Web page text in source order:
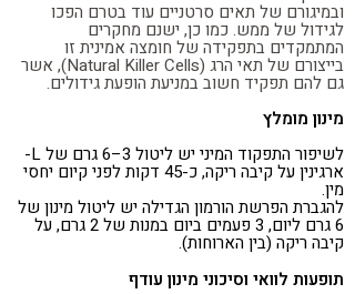
ובמיגורם של תאים סרטניים עוד בטרם הפכו
לגידול של ממש. כמו כן, ישנם מחקרים
המתמקדים בתפקידה של חומצה אמינית זו
בייצורם של תאי הרג (Natural Killer Cells), אשר
גם להם תפקיד חשוב במניעת הופעת גידולים.
מינון מומלץ
לשיפור התפקוד המיני יש ליטול 3–6 גרם של L-
ארגינין על קיבה ריקה, כ-45 דקות לפני קיום יחסי
מין.
להגברת הפרשת הורמון הגדילה יש ליטול מינון של
6 גרם ליום, 3 פעמים ביום במנות של 2 גרם, על
קיבה ריקה (בין הארוחות).
תופעות לוואי וסיכוני מינון עודף